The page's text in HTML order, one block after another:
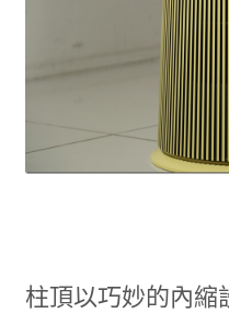
柱頂以巧妙的內縮